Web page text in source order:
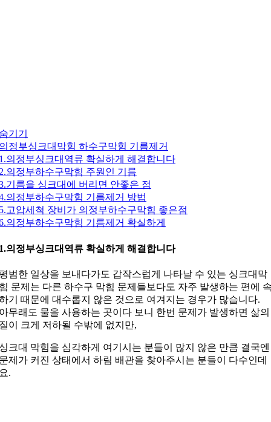
기기
정부싱크대막힘 하수구막힘 기름제거
의정부싱크대역류 확실하게 해결합니다
의정부하수구막힘 주원인 기름
기름을 싱크대에 버리면 안좋은 점
의정부하수구막힘 기름제거 방법
고압세척 장비가 의정부하수구막힘 좋은점
의정부하수구막힘 기름제거 확실하게
의정부싱크대역류 확실하게 해결합니다
범한 일상을 보내다가도 갑작스럽게 나타날 수 있는 싱크대막
문제는 다른 하수구 막힘 문제들보다도 자주 발생하는 편에
기 때문에 대수롭지 않은 것으로 여겨지는 경우가 많습니다.
무래도 물을 사용하는 곳이다 보니 한번 문제가 발생하면 삶의
이 크게 저하될 수밖에 없지만,
크대 막힘을 심각하게 여기시는 분들이 많지 않은 만큼 결국엔
제가 커진 상태에서 하림 배관을 찾아주시는 분들이 다수인데
.